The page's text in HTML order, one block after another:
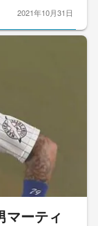
2021年10月31日
マーティ